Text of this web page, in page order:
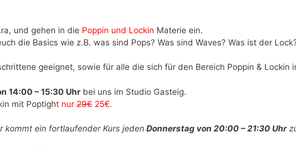
und gehen in die Poppin und Lockin Materie ein.
die Basics wie z.B. was sind Pops? Was sind Waves? Was ist der
geeignet, sowie für alle die sich für den Bereich Poppin & Lockin
14:00 – 15:30 Uhr bei uns im Studio Gasteig.
mit Poptight nur 29€ 25€.
kommt ein fortlaufender Kurs jeden Donnerstag von 20:00 – 21:30 Uhr